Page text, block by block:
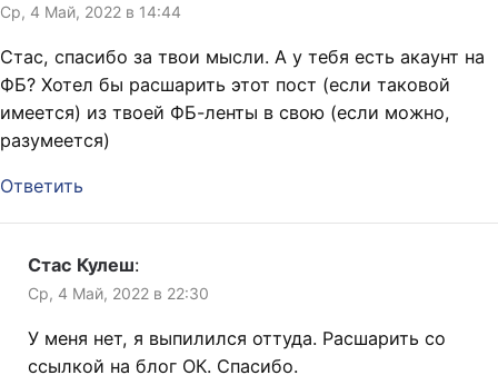
Ср, 4 Май, 2022 в 14:44
Стас, спасибо за твои мысли. А у тебя есть акаунт на
ФБ? Хотел бы расшарить этот пост (если таковой
имеется) из твоей ФБ-ленты в свою (если можно,
разумеется)
Ответить
Стас Кулеш:
Ср, 4 Май, 2022 в 22:30
У меня нет, я выпилился оттуда. Расшарить со
ссылкой на блог ОК. Спасибо.